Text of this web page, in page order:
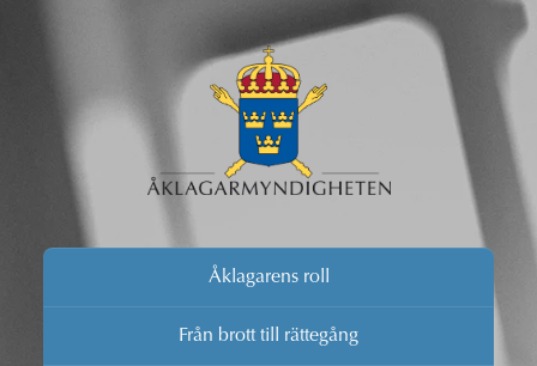
Åklagarens roll
Från brott till rättegång